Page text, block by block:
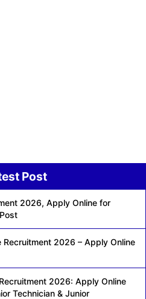
Post
2026, Apply Online for
2026 – Apply Online
2026: Apply Online
Technician & Junior